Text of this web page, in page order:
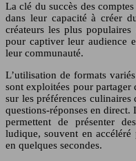
La clé du succès des
dans leur capacité à créer
créateurs les plus
pour captiver leur audience
leur communauté.
L’utilisation de formats
sont exploitées pour partager
sur les préférences culinaires
questions-réponses en direct.
permettent de présenter
ludique, souvent en accéléré
en quelques secondes.